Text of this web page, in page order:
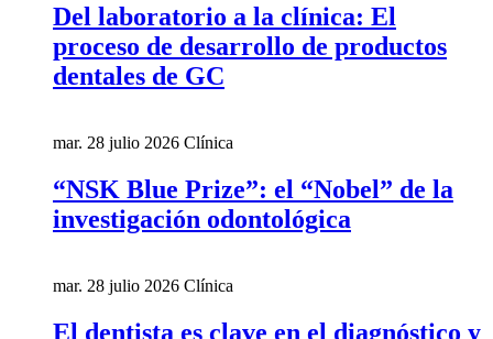
Del laboratorio a la clínica: El
proceso de desarrollo de productos
dentales de GC
mar. 28 julio 2026 Clínica
“NSK Blue Prize”: el “Nobel” de la
investigación odontológica
mar. 28 julio 2026 Clínica
El dentista es clave en el diagnóstico y